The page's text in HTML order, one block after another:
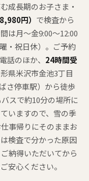
成長期のお子さま・
円） で検査から
は月〜金9:00〜12:00
・祝日休）。ご予約
話のほか、 24時間受
県米沢市金池3丁目
さ停車駅）から徒歩
スで約10分の場所に
いますので、雪の季
事帰りにそのままお
検査で分かった原因
納得いただいてから
安心ください。